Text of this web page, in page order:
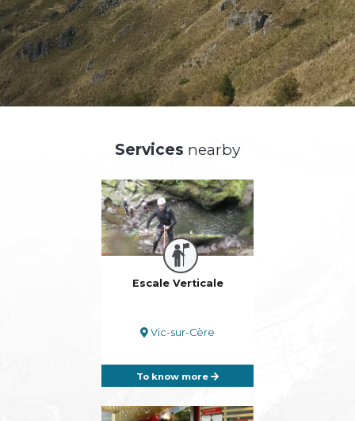
Services nearby
Escale Verticale
Vic-sur-Cère
To know more